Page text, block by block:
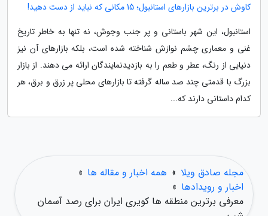
کاوش در برترین بازارهای استانبول؛ 15 مکانی که نباید از دست دهید!
استانبول، این شهر باستانی و پر جنب وجوش، نه تنها به خاطر تاریخ
غنی و معماری چشم نوازش شناخته شده است، بلکه بازارهای آن نیز
دنیایی از رنگ، عطر و طعم را به بازدیدنمایندگان ارائه می دهند. از بازار
بزرگ با قدمتی چند صد ساله گرفته تا بازارهای محلی پر زرق و برق، هر
کدام داستانی دارند که...
مجله صادق ویلا » همه اخبار و مقاله ها »
اخبار و رویدادها »
معرفی برترین منطقه ها کویری ایران برای رصد آسمان